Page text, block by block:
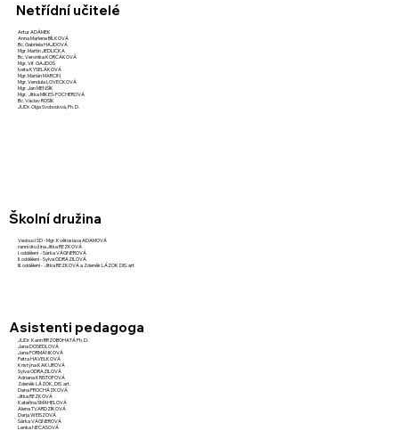
Netřídní učitelé
Artur ADÁMEK
Anna Marlene BÍLKOVÁ
Bc. Gabriela HAJDOVÁ
Mgr. Martin JEDLIČKA
Bc. Veronika KORČÁKOVÁ
Mgr. Vít GAJDOŠ
Iveta KYSELÁKOVÁ
Mgr. Marián MARCIN
Mgr. Vendula LOVEČKOVÁ
Mgr. Jan MENŠÍK
Mgr. Jitka MIKEŠ-FOCHEROVÁ
Bc. Václav ROSÍK
JUDr. Olga Svobodová, Ph. D.
Školní družina
Vedoucí ŠD - Mgr. Květoslava ADAMOVÁ
ranní družina Jitka REZKOVÁ
I. oddělení - Šárka VÁGNEROVÁ
II. oddělení - Sylva ODRAZILOVÁ
III. oddělení - Jitka REZKOVÁ a Zdeněk LÁZOK DIS. art
Asistenti pedagoga
JUDr. Karin BRZOBOHATÁ Ph. D.
Jana DOSEDLOVÁ
Jana FORMÁNKOVÁ
Petra HAVELKOVÁ
Kristýna KAKUROVÁ
Sylva ODRAZILOVÁ
Adriana KRIŠTOFOVÁ
Zdeněk LÁZOK, DIS. art.
Dana PROCHÁZKOVÁ
Jitka REZKOVÁ
Kateřina ŠMAHELOVÁ
Alena TVARDZÍKOVÁ
Darja WEISZOVÁ
Šárka VÁGNEROVÁ
Lenka NEČASOVÁ